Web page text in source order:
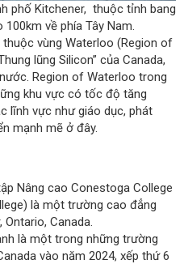
phố Kitchener, thuộc tỉnh bang
về phía Tây Nam.
vùng Waterloo (Region of
lũng Silicon” của Canada,
Region of Waterloo trong
khu vực có tốc độ tăng
lĩnh vực như giáo dục, phát
mạnh mẽ ở đây.
Nâng cao Conestoga College
là một trường cao đẳng
Canada.
là một trong những trường
vào năm 2024, xếp thứ 6